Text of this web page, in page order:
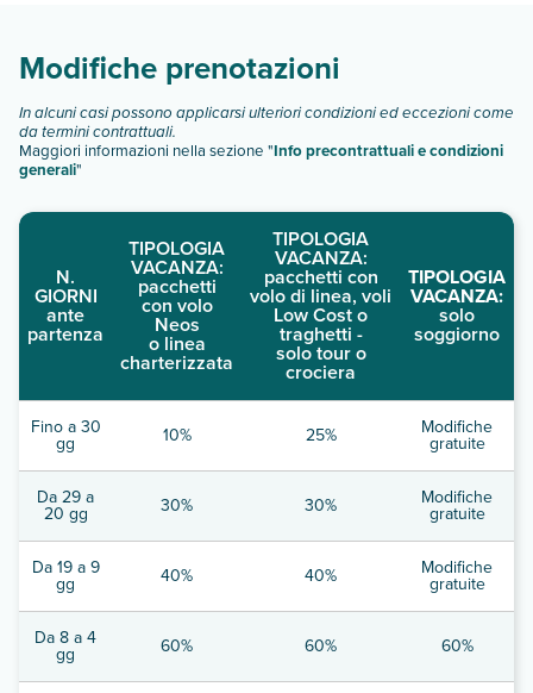
Modifiche prenotazioni
In alcuni casi possono applicarsi ulteriori condizioni ed eccezioni come
da termini contrattuali.
Maggiori informazioni nella sezione "Info precontrattuali e condizioni
generali"
N.
GIORNI
ante
partenza
TIPOLOGIA
VACANZA:
pacchetti
con volo
Neos
o linea
charterizzata
TIPOLOGIA
VACANZA:
pacchetti con
volo di linea, voli
Low Cost o
traghetti -
solo tour o
crociera
TIPOLOGIA
VACANZA:
solo
soggiorno
Fino a 30
gg 10% 25% Modifiche
gratuite
Da 29 a
20 gg 30% 30% Modifiche
gratuite
Da 19 a 9
gg 40% 40% Modifiche
gratuite
Da 8 a 4
gg 60% 60% 60%